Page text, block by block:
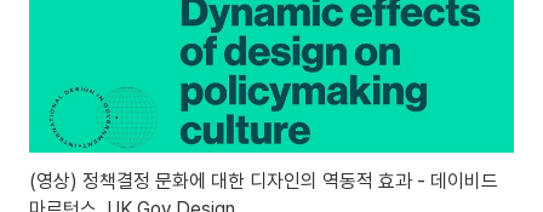
(영상) 정책결정 문화에 대한 디자인의 역동적 효과 - 데이비드